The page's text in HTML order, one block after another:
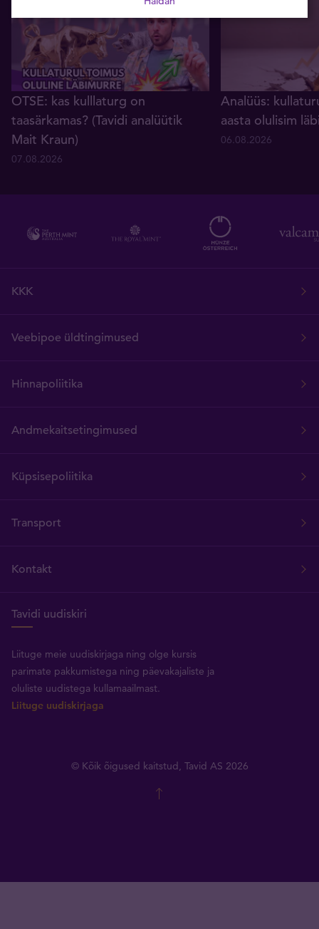
OTSE: kas kulllaturg on
taasärkamas? (Tavidi analüütik
Mait Kraun)
07.08.2026
Analüüs:
aasta olulisim
06.08.2026
KKK
Veebipoe üldtingimused
Hinnapoliitika
Andmekaitsetingimused
Küpsisepoliitika
Transport
Kontakt
Tavidi uudiskiri
Liituge meie uudiskirjaga ning olge kursis
parimate pakkumistega ning päevakajaliste ja
oluliste uudistega kullamaailmast.
Liituge uudiskirjaga
© Kõik õigused kaitstud, Tavid AS 2026